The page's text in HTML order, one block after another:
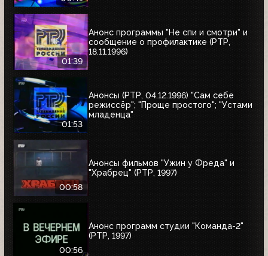
01:39
Анонс программы "Не спи и смотри" и
сообщение о профилактике (РТР,
18.11.1996)
01:53
Анонсы (РТР, 04.12.1996) "Сам себе
режиссёр"; "Проще простого"; "Устами
младенца"
00:58
Анонсы фильмов "Ужин у Фреда" и
"Храбрец" (РТР, 1997)
00:56
Анонс программ студии "Команда-2"
(РТР, 1997)